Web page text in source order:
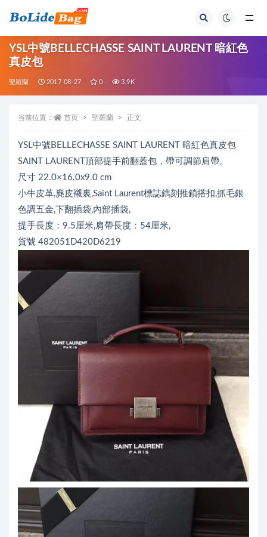
YSL中號BELLECHASSE SAINT LAURENT 暗紅色
真皮包
聖羅蘭 2017-08-27 0 3.9K
当前位置： 首页 聖羅蘭 正文
YSL中號BELLECHASSE SAINT LAURENT 暗紅色真皮包
SAINT LAURENT頂部提手前翻蓋包，帶可調節肩帶。
尺寸 22.0×16.0x9.0 cm
小牛皮革,麂皮襯裏,Saint Laurent標誌鐫刻推鎖搭扣,抓毛銀
色調五金,下翻插袋,內部插袋,
提手長度：9.5厘米,肩帶長度：54厘米,
貨號 482051D420D6219